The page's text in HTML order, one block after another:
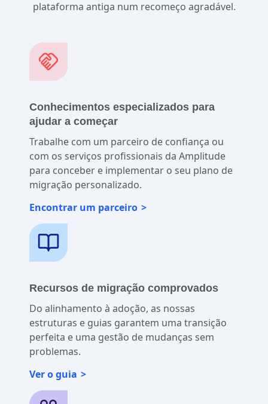
plataforma antiga num recomeço agradável.
Conhecimentos especializados para
ajudar a começar
Trabalhe com um parceiro de confiança ou
com os serviços profissionais da Amplitude
para conceber e implementar o seu plano de
migração personalizado.
Encontrar um parceiro
Recursos de migração comprovados
Do alinhamento à adoção, as nossas
estruturas e guias garantem uma transição
perfeita e uma gestão de mudanças sem
problemas.
Ver o guia